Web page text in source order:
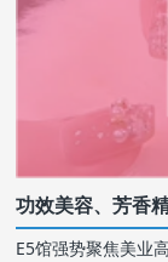
功效美容、芳香
E5馆强势聚焦美业